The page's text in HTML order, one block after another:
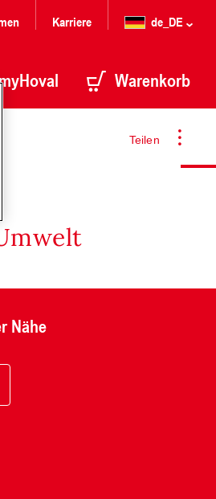
Karriere de_DE
Warenkorb
Teilen
Nähe